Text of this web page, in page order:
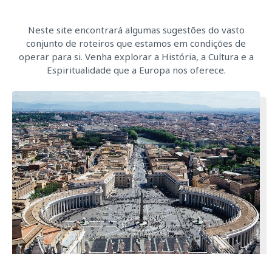
Neste site encontrará algumas sugestões do vasto
conjunto de roteiros que estamos em condições de
operar para si. Venha explorar a História, a Cultura e a
Espiritualidade que a Europa nos oferece.